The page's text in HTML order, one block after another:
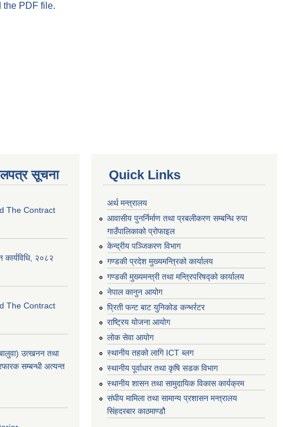
the PDF file.
सूचना
The Contract
कार्यविधि, २०८२
The Contract
उत्खनन तथा
सम्बन्धी अत्यन्त
Quick Links
अर्थ मन्त्रालय
आवासीय पुनर्निर्माण तथा प्रबलीकरण सम्बन्धि रुपा
गाउँपालिकाको प्रोफाइल
केन्द्रीय पञ्जिकरण विभाग
गण्डकी प्रदेश मुख्यमन्त्रिको कार्यालय
गण्डकी मुख्यमन्त्री तथा मन्त्रिपरिषद्को कार्यालय
नेपाल कानुन आयोग
प्रिती फन्ट बाट युनिकोड कन्भर्रटर
राष्ट्रिय योजना आयोग
लोक सेवा आयोग
स्थानीय तहको लागि ICT ब्लग
स्थानीय पूर्वाधार तथा कृषि सडक विभाग
स्थानीय शासन तथा सामुदायिक विकास कार्यक्रम
संघीय मामिला तथा सामान्य प्रशासन मन्त्रालय
सिंहदरबार काठमाण्डौ